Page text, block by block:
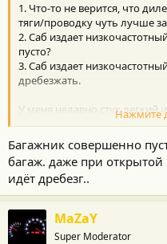
1. Что-то не верится, что
тяги/проводку чуть лучше
2. Саб издает
пусто?
3. Саб издает
дребезжать.
У меня недавно стук легкий
привели к бутылке с водой
лежали, и от этого
неприятный стучок, а
Нажмите
Багажник совершенно
багаж. даже при
идёт дребезг..
MaZaY
Super Moderator